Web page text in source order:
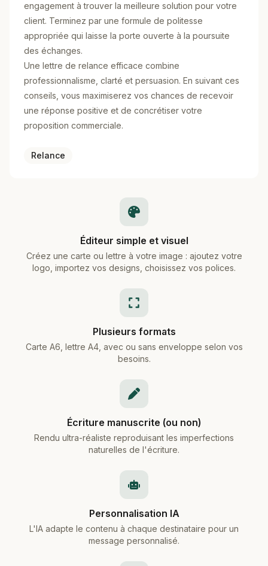
engagement à trouver la meilleure solution pour votre
client. Terminez par une formule de politesse
appropriée qui laisse la porte ouverte à la poursuite
des échanges.
Une lettre de relance efficace combine
professionnalisme, clarté et persuasion. En suivant ces
conseils, vous maximiserez vos chances de recevoir
une réponse positive et de concrétiser votre
proposition commerciale.
Relance
Éditeur simple et visuel
Créez une carte ou lettre à votre image : ajoutez votre
logo, importez vos designs, choisissez vos polices.
Plusieurs formats
Carte A6, lettre A4, avec ou sans enveloppe selon vos
besoins.
Écriture manuscrite (ou non)
Rendu ultra-réaliste reproduisant les imperfections
naturelles de l'écriture.
Personnalisation IA
L'IA adapte le contenu à chaque destinataire pour un
message personnalisé.